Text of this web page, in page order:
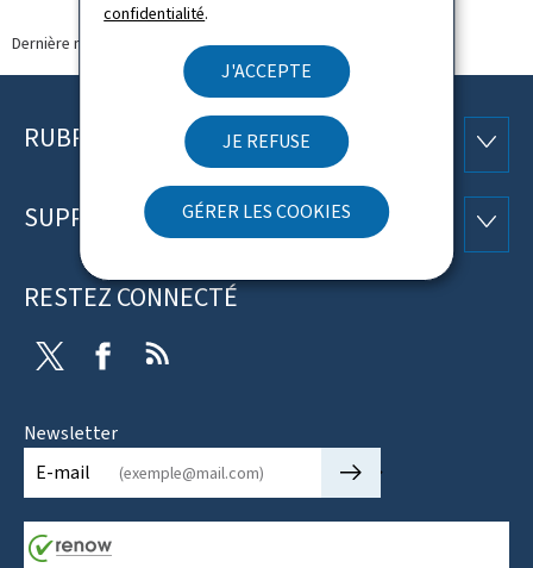
confidentialité.
J'ACCEPTE
JE REFUSE
GÉRER LES COOKIES
Dernière modification le 19.02.2018
Pied
page
RUBRIQUES
SUPPORT
RESTEZ CONNECTÉ
Twitter Facebook
Newsletter
E-mail
🡒